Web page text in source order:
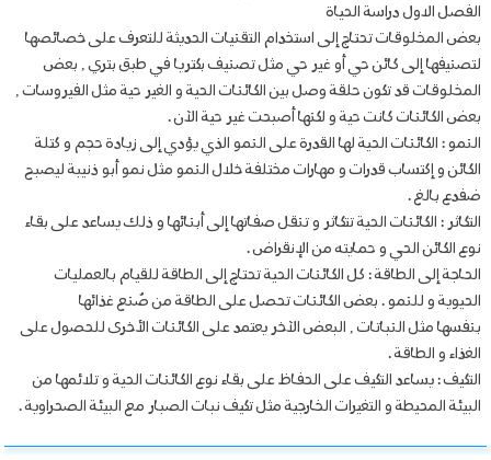
الفصل الاول دراسة الحياة
بعض المخلوقات تحتاج إلى استخدام التقنيات الحديثة للتعرف على خصائصها
لتصنيفها إلى كائن حي أو غير حي مثل تصنيف بكتريا في طبق بتري , بعض
المخلوقات قد تكون حلقة وصل بين الكائنات الحية و الغير حية مثل الفيروسات ,
بعض الكائنات كانت حية و لكنها أصبحت غير حية الآن .
النمو : الكائنات الحية لها القدرة على النمو الذي يؤدي إلى زيادة حجم و كتلة
الكائن و إكتساب قدرات و مهارات مختلفة خلال النمو مثل نمو أبو ذنيبة ليصبح
ضفدع بالغ .
التكاثر : الكائنات الحية تتكاثر و تنقل صفاتها إلى أبنائها و ذلك يساعد على بقاء
نوع الكائن الحي و حمايته من الإنقراض .
الحاجة إلى الطاقة : كل الكائنات الحية تحتاج إلى الطاقة للقيام بالعمليات
الحيوية و للنمو . بعض الكائنات تحصل على الطاقة من صُنع غذائها
بنفسها مثل النباتات , البعض الآخر يعتمد على الكائنات الأخرى للحصول على
الغذاء و الطاقة .
التكيف : يساعد التكيف على الحفاظ على بقاء نوع الكائنات الحية و تلائمها من
البيئة المحيطة و التغيرات الخارجية مثل تكيف نبات الصبار مع البيئة الصحراوية .